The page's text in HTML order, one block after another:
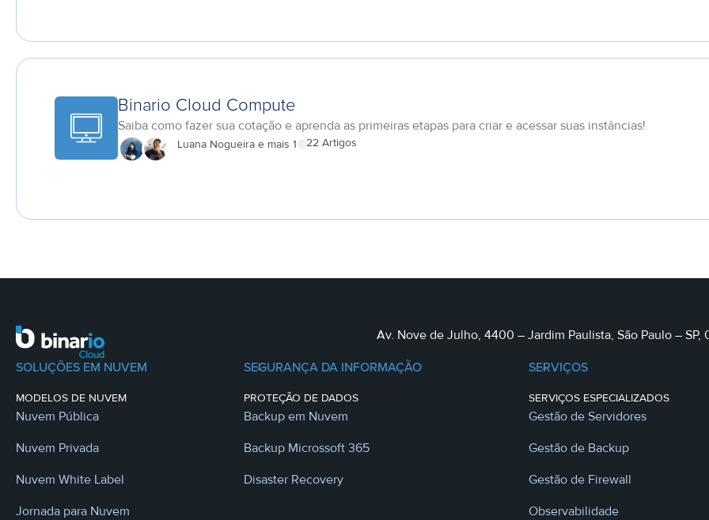
Binario Cloud Compute
Saiba como fazer sua cotação e aprenda as primeiras etapas para criar e acessar suas instâncias!
Luana Nogueira e mais 1 22 Artigos
Av. Nove de Julho, 4400 – Jardim Paulista, São Paulo – SP,
SOLUÇÕES EM NUVEM
MODELOS DE NUVEM
Nuvem Pública
Nuvem Privada
Nuvem White Label
Jornada para Nuvem
SEGURANÇA DA INFORMAÇÃO
PROTEÇÃO DE DADOS
Backup em Nuvem
Backup Microssoft 365
Disaster Recovery
SERVIÇOS
SERVIÇOS ESPECIALIZADOS
Gestão de Servidores
Gestão de Backup
Gestão de Firewall
Observabilidade